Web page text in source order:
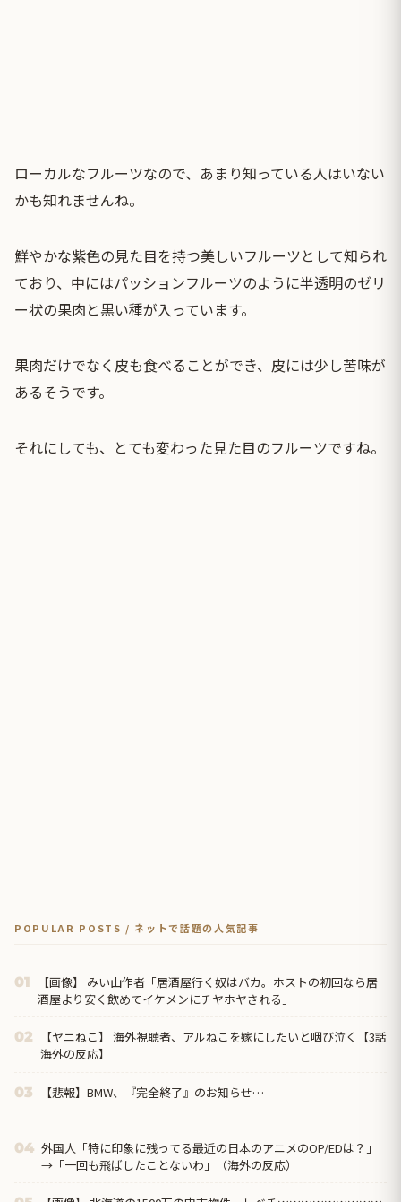
ローカルなフルーツなので、あまり知っている人はいない
かも知れませんね。
鮮やかな紫色の見た目を持つ美しいフルーツとして知られ
ており、中にはパッションフルーツのように半透明のゼリ
ー状の果肉と黒い種が入っています。
果肉だけでなく皮も食べることができ、皮には少し苦味が
あるそうです。
それにしても、とても変わった見た目のフルーツですね。
POPULAR POSTS / ネットで話題の人気記事
01
【画像】 みい山作者「居酒屋行く奴はバカ。ホストの初回なら居
酒屋より安く飲めてイケメンにチヤホヤされる」
02
【ヤニねこ】 海外視聴者、アルねこを嫁にしたいと咽び泣く【3話
海外の反応】
03 【悲報】BMW、『完全終了』のお知らせ…
04 外国人「特に印象に残ってる最近の日本のアニメのOP/EDは？」
→「一回も飛ばしたことないわ」（海外の反応）